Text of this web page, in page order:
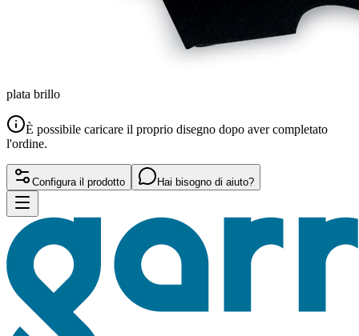
plata brillo
È possibile caricare il proprio disegno dopo aver completato
l'ordine.
Configura il prodotto Hai bisogno di aiuto?